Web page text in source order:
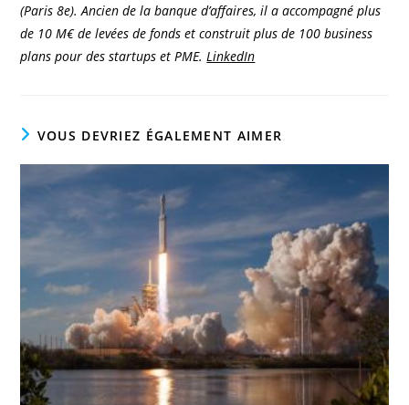
(Paris 8e). Ancien de la banque d’affaires, il a accompagné plus
de 10 M€ de levées de fonds et construit plus de 100 business
plans pour des startups et PME. LinkedIn
VOUS DEVRIEZ ÉGALEMENT AIMER